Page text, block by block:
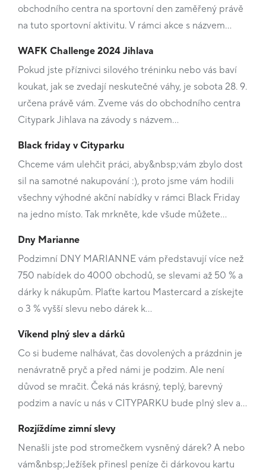
obchodního centra na sportovní den zaměřený právě
na tuto sportovní aktivitu. V rámci akce s názvem…
WAFK Challenge 2024 Jihlava
Pokud jste příznivci silového tréninku nebo vás baví
koukat, jak se zvedají neskutečné váhy, je sobota 28. 9.
určena právě vám. Zveme vás do obchodního centra
Citypark Jihlava na závody s názvem…
Black friday v Cityparku
Chceme vám ulehčit práci, aby&nbsp;vám zbylo dost
sil na samotné nakupování :), proto jsme vám hodili
všechny výhodné akční nabídky v rámci Black Friday
na jedno místo. Tak mrkněte, kde všude můžete…
Dny Marianne
Podzimní DNY MARIANNE vám představují více než
750 nabídek do 4000 obchodů, se slevami až 50 % a
dárky k nákupům. Plaťte kartou Mastercard a získejte
o 3 % vyšší slevu nebo dárek k…
Víkend plný slev a dárků
Co si budeme nalhávat, čas dovolených a prázdnin je
nenávratně pryč a před námi je podzim. Ale není
důvod se mračit. Čeká nás krásný, teplý, barevný
podzim a navíc u nás v CITYPARKU bude plný slev a…
Rozjíždíme zimní slevy
Nenašli jste pod stromečkem vysněný dárek? A nebo
vám&nbsp;Ježíšek přinesl peníze či dárkovou kartu